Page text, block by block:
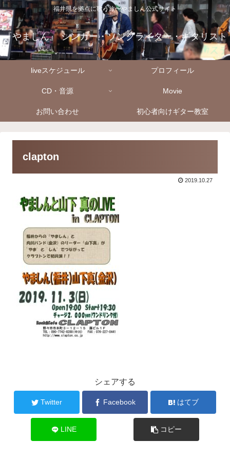
福井県を拠点に歌う旅〜やましん公式サイト
『やましん』 シンガー・ソングライター・ギタリスト
liveスケジュール プロフィール
CD・音源 Movie
お問い合わせ 初心者向けギター教室
clapton
2019.10.27
シェアする
Twitter Facebook はてブ
LINE コピー